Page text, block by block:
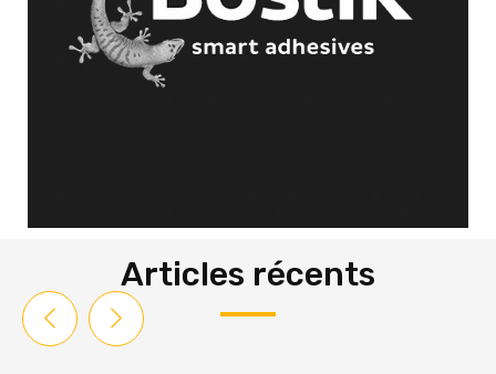
Articles récents